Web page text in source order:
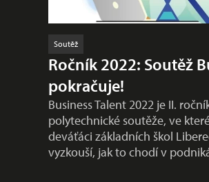
Soutěž
Ročník 2022: Soutěž
pokračuje!
Business Talent 2022 je II.
polytechnické soutěže, ve
deváťáci základních škol
vyzkouší, jak to chodí v